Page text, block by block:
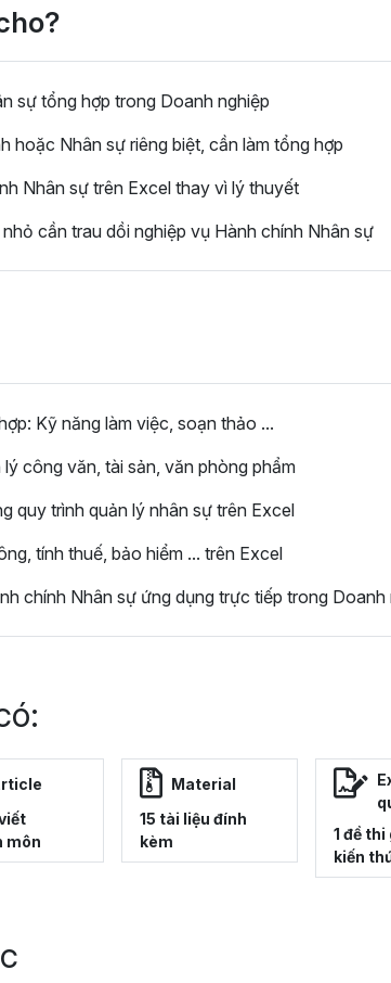
sự tổng hợp trong Doanh nghiệp
hoặc Nhân sự riêng biệt, cần làm tổng hợp
Nhân sự trên Excel thay vì lý thuyết
cần trau dồi nghiệp vụ Hành chính Nhân sự
Kỹ năng làm việc, soạn thảo ...
công văn, tài sản, văn phòng phẩm
quy trình quản lý nhân sự trên Excel
tính thuế, bảo hiểm ... trên Excel
chính Nhân sự ứng dụng trực tiếp trong Doanh
môn
Material
15 tài liệu đính
kèm
1 đề
kiến